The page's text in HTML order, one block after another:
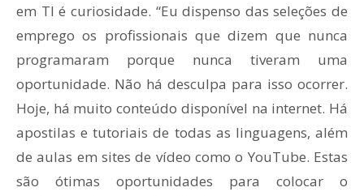
em TI é curiosidade. “Eu dispenso das seleções de
emprego os profissionais que dizem que nunca
programaram porque nunca tiveram uma
oportunidade. Não há desculpa para isso ocorrer.
Hoje, há muito conteúdo disponível na internet. Há
apostilas e tutoriais de todas as linguagens, além
de aulas em sites de vídeo como o YouTube. Estas
são ótimas oportunidades para colocar o